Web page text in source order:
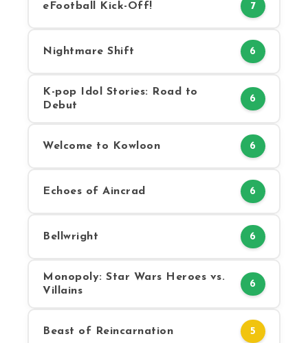
eFootball Kick-Off! 7
Nightmare Shift 6
K-pop Idol Stories: Road to
Debut
6
Welcome to Kowloon 6
Echoes of Aincrad 6
Bellwright 6
Monopoly: Star Wars Heroes vs.
Villains
6
Beast of Reincarnation 5